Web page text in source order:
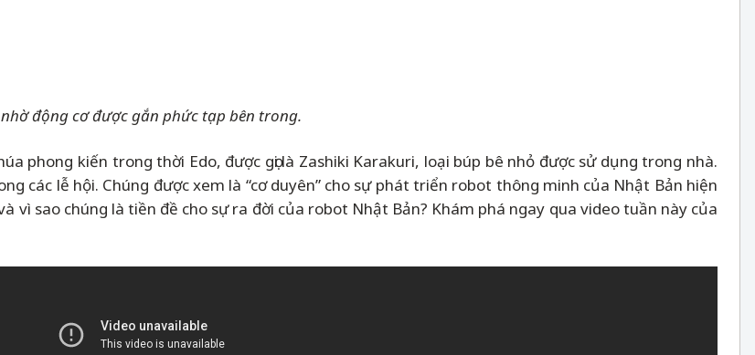
động cơ được gắn phức tạp bên trong.
phong kiến trong thời Edo, được gọi là Zashiki Karakuri, loại búp bê nhỏ được sử dụng trong nhà.
các lễ hội. Chúng được xem là “cơ duyên” cho sự phát triển robot thông minh của Nhật Bản hiện
vì sao chúng là tiền đề cho sự ra đời của robot Nhật Bản? Khám phá ngay qua video tuần này của